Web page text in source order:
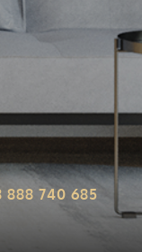
888 740 685